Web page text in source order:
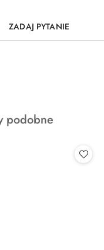
ZADAJ PYTANIE
podobne